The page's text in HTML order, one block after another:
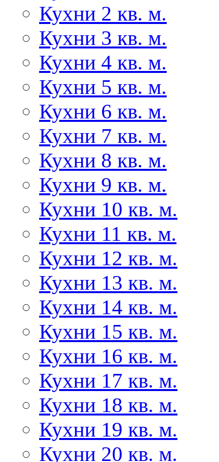
Кухни 2 кв. м.
Кухни 3 кв. м.
Кухни 4 кв. м.
Кухни 5 кв. м.
Кухни 6 кв. м.
Кухни 7 кв. м.
Кухни 8 кв. м.
Кухни 9 кв. м.
Кухни 10 кв. м.
Кухни 11 кв. м.
Кухни 12 кв. м.
Кухни 13 кв. м.
Кухни 14 кв. м.
Кухни 15 кв. м.
Кухни 16 кв. м.
Кухни 17 кв. м.
Кухни 18 кв. м.
Кухни 19 кв. м.
Кухни 20 кв. м.